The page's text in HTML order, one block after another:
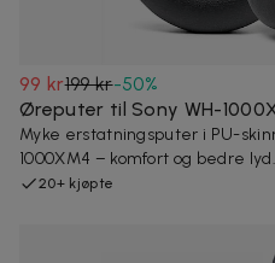
99 kr199 kr-50%
Øreputer til Sony WH-
Myke erstatningsputer i PU-
1000XM4 – komfort og bedre lyd.
20+ kjøpte